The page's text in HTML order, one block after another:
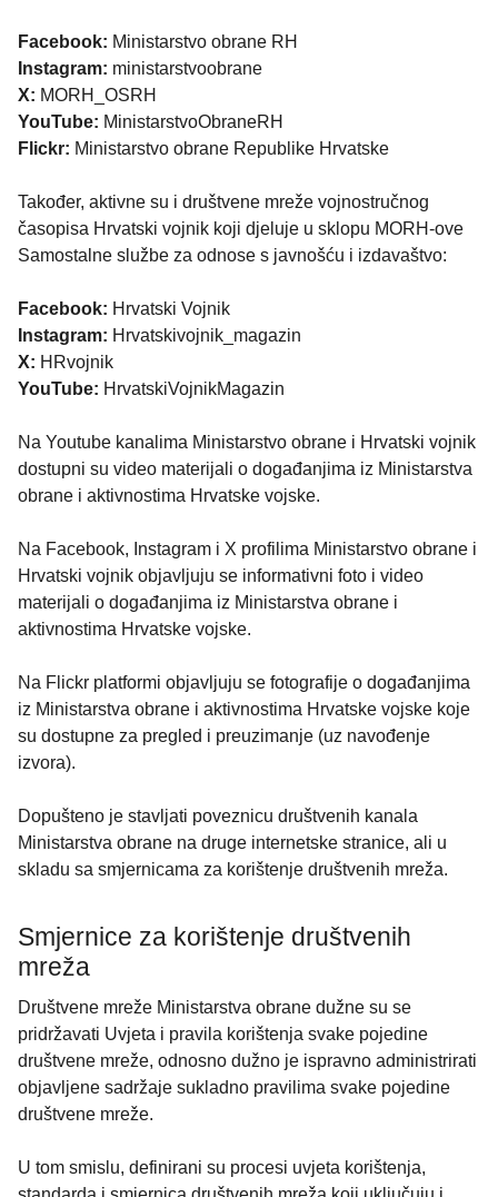
Facebook: Ministarstvo obrane RH
Instagram: ministarstvoobrane
X: MORH_OSRH
YouTube: MinistarstvoObraneRH
Flickr: Ministarstvo obrane Republike Hrvatske
Također, aktivne su i društvene mreže vojnostručnog
časopisa Hrvatski vojnik koji djeluje u sklopu MORH-ove
Samostalne službe za odnose s javnošću i izdavaštvo:
Facebook: Hrvatski Vojnik
Instagram: Hrvatskivojnik_magazin
X: HRvojnik
YouTube: HrvatskiVojnikMagazin
Na Youtube kanalima Ministarstvo obrane i Hrvatski vojnik
dostupni su video materijali o događanjima iz Ministarstva
obrane i aktivnostima Hrvatske vojske.
Na Facebook, Instagram i X profilima Ministarstvo obrane i
Hrvatski vojnik objavljuju se informativni foto i video
materijali o događanjima iz Ministarstva obrane i
aktivnostima Hrvatske vojske.
Na Flickr platformi objavljuju se fotografije o događanjima
iz Ministarstva obrane i aktivnostima Hrvatske vojske koje
su dostupne za pregled i preuzimanje (uz navođenje
izvora).
Dopušteno je stavljati poveznicu društvenih kanala
Ministarstva obrane na druge internetske stranice, ali u
skladu sa smjernicama za korištenje društvenih mreža.
Smjernice za korištenje društvenih
mreža
Društvene mreže Ministarstva obrane dužne su se
pridržavati Uvjeta i pravila korištenja svake pojedine
društvene mreže, odnosno dužno je ispravno administrirati
objavljene sadržaje sukladno pravilima svake pojedine
društvene mreže.
U tom smislu, definirani su procesi uvjeta korištenja,